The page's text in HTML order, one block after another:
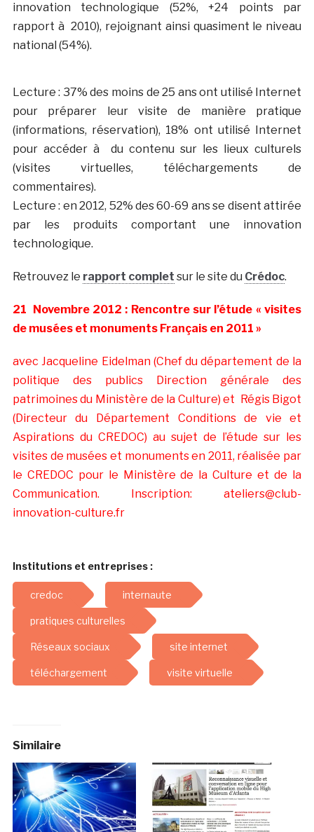
innovation technologique (52%, +24 points par
rapport à 2010), rejoignant ainsi quasiment le niveau
national (54%).
Lecture : 37% des moins de 25 ans ont utilisé Internet
pour préparer leur visite de manière pratique
(informations, réservation), 18% ont utilisé Internet
pour accéder à du contenu sur les lieux culturels
(visites virtuelles, téléchargements de
commentaires).
Lecture : en 2012, 52% des 60-69 ans se disent attirée
par les produits comportant une innovation
technologique.
Retrouvez le rapport complet sur le site du Crédoc.
21
Novembre 2012 : Rencontre sur l’étude « visites
de musées et monuments Français en 2011 »
avec Jacqueline Eidelman (Chef du département de la
politique des publics Direction générale des
patrimoines du Ministère de la Culture) et Régis Bigot
(Directeur du Département Conditions de vie et
Aspirations du CREDOC) au sujet de l’étude sur les
visites de musées et monuments en 2011, réalisée par
le CREDOC pour le Ministère de la Culture et de la
Communication. Inscription: ateliers@club-
innovation-culture.fr
Institutions et entreprises :
credoc internaute
pratiques culturelles
Réseaux sociaux site internet
téléchargement visite virtuelle
Similaire